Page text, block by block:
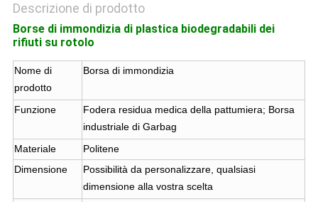
Descrizione di prodotto
Borse di immondizia di plastica biodegradabili dei
rifiuti su rotolo
Nome di
prodotto
Borsa di immondizia
Funzione
Fodera residua medica della pattumiera; Borsa
industriale di Garbag
Materiale
Politene
Dimensione
Possibilità da personalizzare, qualsiasi
dimensione alla vostra scelta